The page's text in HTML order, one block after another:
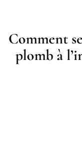
Comment
plomb à